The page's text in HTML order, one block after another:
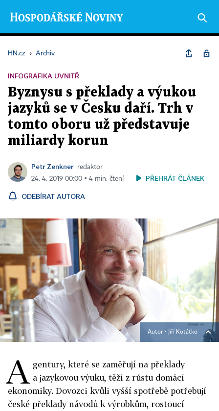
HN.cz › Archiv
INFOGRAFIKA UVNITŘ
Byznysu s překlady a výukou
jazyků se v Česku daří. Trh v
tomto oboru už představuje
miliardy korun
Petr Zenkner
redaktor
24. 4. 2019 00:00 ▪ 4 min. čtení
PŘEHRÁT ČLÁNEK
ODEBÍRAT AUTORA
Autor ▪ Jiří Koťátko
A gentury, které se zaměřují na překlady
a jazykovou výuku, těží z růstu domácí
ekonomiky. Dovozci kvůli vyšší spotřebě potřebují
české překlady návodů k výrobkům, rostoucí